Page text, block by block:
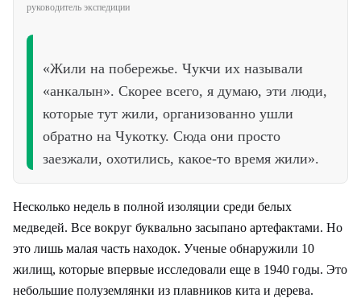
руководитель экспедиции
«Жили на побережье. Чукчи их называли
«анкалын». Скорее всего, я думаю, эти люди,
которые тут жили, организованно ушли
обратно на Чукотку. Сюда они просто
заезжали, охотились, какое-то время жили».
Несколько недель в полной изоляции среди белых
медведей. Все вокруг буквально засыпано артефактами. Но
это лишь малая часть находок. Ученые обнаружили 10
жилищ, которые впервые исследовали еще в 1940 годы. Это
небольшие полуземлянки из плавников кита и дерева.